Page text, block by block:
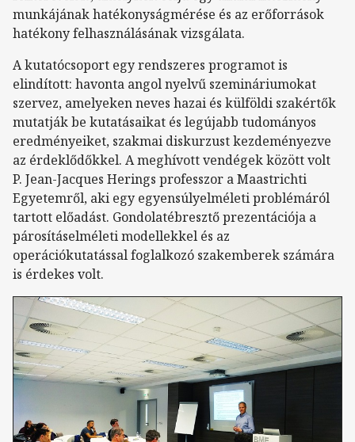
munkájának hatékonyságmérése és az erőforrások
hatékony felhasználásának vizsgálata.
A kutatócsoport egy rendszeres programot is
elindított: havonta angol nyelvű szemináriumokat
szervez, amelyeken neves hazai és külföldi szakértők
mutatják be kutatásaikat és legújabb tudományos
eredményeiket, szakmai diskurzust kezdeményezve
az érdeklődőkkel. A meghívott vendégek között volt
P. Jean-Jacques Herings professzor a Maastrichti
Egyetemről, aki egy egyensúlyelméleti problémáról
tartott előadást. Gondolatébresztő prezentációja a
párosításelméleti modellekkel és az
operációkutatással foglalkozó szakemberek számára
is érdekes volt.